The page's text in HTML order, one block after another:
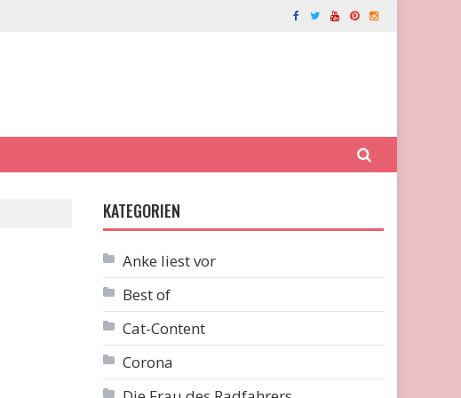
KATEGORIEN
Anke liest vor
Best of
Cat-Content
Corona